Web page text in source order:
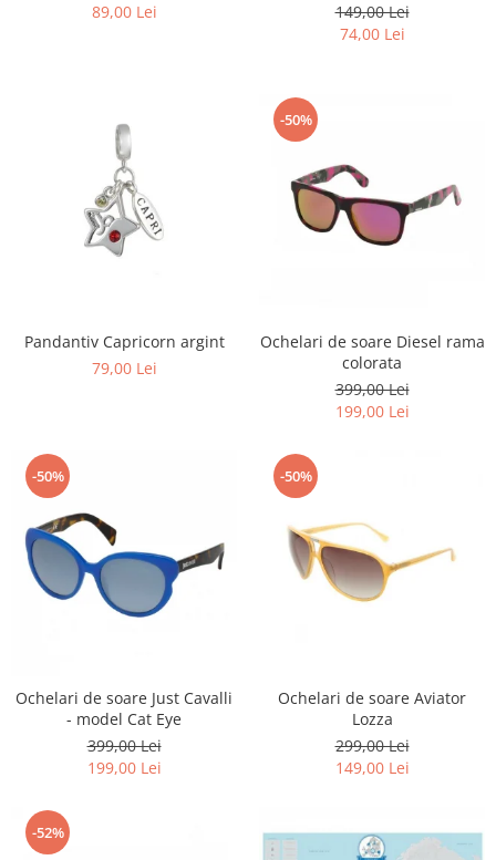
89,00 Lei
149,00 Lei
74,00 Lei
Pandantiv Capricorn argint
79,00 Lei
-50%
Ochelari de soare Diesel rama
colorata
399,00 Lei
199,00 Lei
-50%
Ochelari de soare Just Cavalli
- model Cat Eye
399,00 Lei
199,00 Lei
-50%
Ochelari de soare Aviator
Lozza
299,00 Lei
149,00 Lei
-52%